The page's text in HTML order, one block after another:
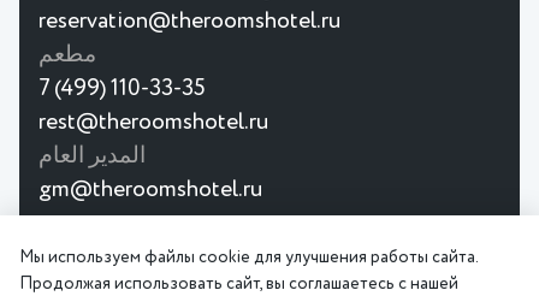
reservation@theroomshotel.ru
مطعم
7 (499) 110-33-35
rest@theroomshotel.ru
المدير العام
gm@theroomshotel.ru
© 2026
فندق ذا رومز البوتيكي هو فندق
اتفاقية
Мы используем файлы cookie для улучшения работы сайта.
Продолжая использовать сайт, вы соглашаетесь с нашей